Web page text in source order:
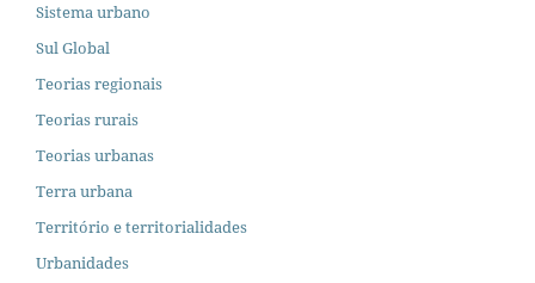
Sistema urbano
Sul Global
Teorias regionais
Teorias rurais
Teorias urbanas
Terra urbana
Território e territorialidades
Urbanidades